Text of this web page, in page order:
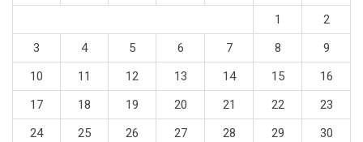
1
2
3
4 5 6 7 8
9
10
11 12 13 14 15
16
17
18 19 20 21 22
23
24
25 26 27 28 29
30